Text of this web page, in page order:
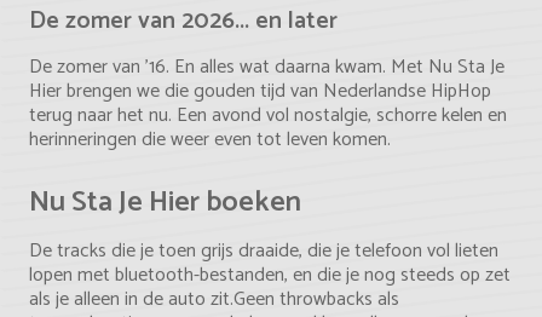
De zomer van 2026... en later
De zomer van ’16. En alles wat daarna kwam. Met Nu Sta Je
Hierbrengen we die gouden tijd van Nederlandse HipHop
terug naar het nu. Een avond vol nostalgie, schorre kelen en
herinneringen die weer even tot leven komen.
Nu Sta Je Hier boeken
De tracks die je toen grijs draaide, die je telefoon vol lieten
lopen met bluetooth-bestanden, en die je nog steeds op zet
als je alleen in de auto zit.Geen throwbacks als